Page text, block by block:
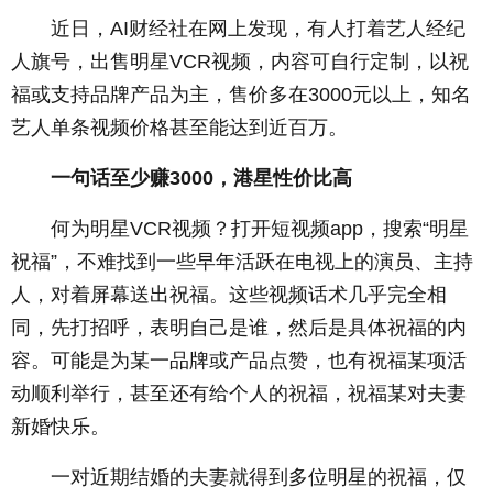
近日，AI财经社在网上发现，有人打着艺人经纪
人旗号，出售明星VCR视频，内容可自行定制，以祝
福或支持品牌产品为主，售价多在3000元以上，知名
艺人单条视频价格甚至能达到近百万。
一句话至少赚3000，港星性价比高
何为明星VCR视频？打开短视频app，搜索“明星
祝福”，不难找到一些早年活跃在电视上的演员、主持
人，对着屏幕送出祝福。这些视频话术几乎完全相
同，先打招呼，表明自己是谁，然后是具体祝福的内
容。可能是为某一品牌或产品点赞，也有祝福某项活
动顺利举行，甚至还有给个人的祝福，祝福某对夫妻
新婚快乐。
一对近期结婚的夫妻就得到多位明星的祝福，仅